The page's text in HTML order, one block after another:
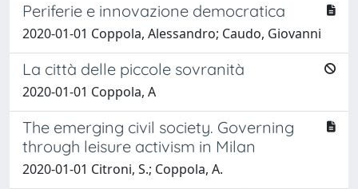
Periferie e innovazione democratica
2020-01-01 Coppola, Alessandro; Caudo, Giovanni
La città delle piccole sovranità
2020-01-01 Coppola, A
The emerging civil society. Governing
through leisure activism in Milan
2020-01-01 Citroni, S.; Coppola, A.